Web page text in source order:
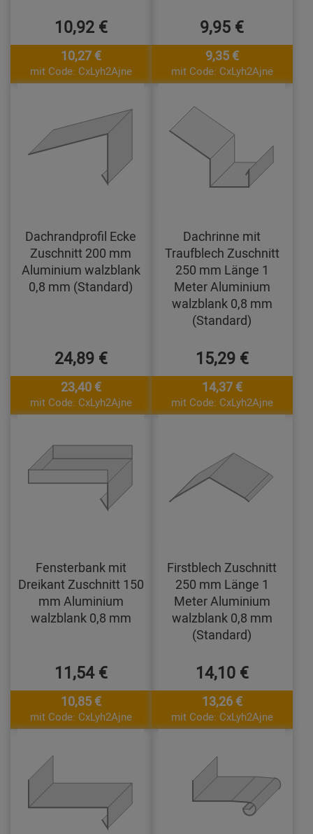
10,92 €
10,27 €
mit Code: CxLyh2Ajne
9,95 €
9,35 €
mit Code: CxLyh2Ajne
Dachrandprofil Ecke
Zuschnitt 200 mm
Aluminium walzblank
0,8 mm (Standard)
24,89 €
23,40 €
mit Code: CxLyh2Ajne
Dachrinne mit
Traufblech Zuschnitt
250 mm Länge 1
Meter Aluminium
walzblank 0,8 mm
(Standard)
15,29 €
14,37 €
mit Code: CxLyh2Ajne
Fensterbank mit
Dreikant Zuschnitt 150
mm Aluminium
walzblank 0,8 mm
11,54 €
10,85 €
mit Code: CxLyh2Ajne
Firstblech Zuschnitt
250 mm Länge 1
Meter Aluminium
walzblank 0,8 mm
(Standard)
14,10 €
13,26 €
mit Code: CxLyh2Ajne